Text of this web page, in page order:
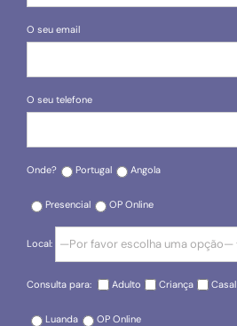
O seu email
O seu telefone
Onde? Portugal Angola
Presencial OP Online
Local:
Consulta para: Adulto Criança Casal
Luanda OP Online